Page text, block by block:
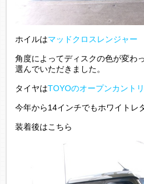
ホイルはマッドクロスレンジャー
角度によってディスクの色が変わ
選んでいただきました。
タイヤはTOYOのオープンカントリ
今年から14インチでもホワイトレ
装着後はこちら